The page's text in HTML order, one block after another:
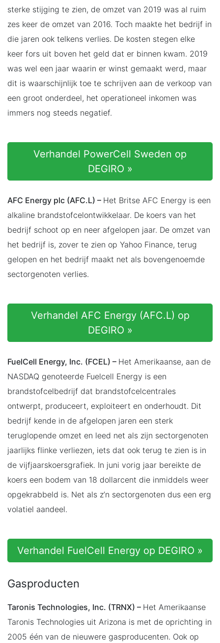
sterke stijging te zien, de omzet van 2019 was al ruim
zes keer de omzet van 2016. Toch maakte het bedrijf in
die jaren ook telkens verlies. De kosten stegen elke
keer fors uit boven het geld dat er binnen kwam. 2019
was wel een jaar waarin er winst gemaakt werd, maar
dit is waarschijnlijk toe te schrijven aan de verkoop van
een groot onderdeel, het operationeel inkomen was
immers nog steeds negatief.
Verhandel PowerCell Sweden op
DEGIRO »
AFC Energy plc (AFC.L) – Het Britse AFC Energy is een
alkaline brandstofcelontwikkelaar. De koers van het
bedrijf schoot op en neer afgelopen jaar. De omzet van
het bedrijf is, zover te zien op Yahoo Finance, terug
gelopen en het bedrijf maakt net als bovengenoemde
sectorgenoten verlies.
Verhandel AFC Energy (AFC.L) op
DEGIRO »
FuelCell Energy, Inc. (FCEL) – Het Amerikaanse, aan de
NASDAQ genoteerde Fuelcell Energy is een
brandstofcelbedrijf dat brandstofcelcentrales
ontwerpt, produceert, exploiteert en onderhoudt. Dit
bedrijf kende in de afgelopen jaren een sterk
teruglopende omzet en leed net als zijn sectorgenoten
jaarlijks flinke verliezen, iets dat ook terug te zien is in
de vijfjaarskoersgrafiek. In juni vorig jaar bereikte de
koers een bodem van 18 dollarcent die inmiddels weer
opgekrabbeld is. Net als z’n sectorgenoten dus een erg
volatiel aandeel.
Verhandel FuelCell Energy op DEGIRO »
Gasproducten
Taronis Technologies, Inc. (TRNX) – Het Amerikaanse
Taronis Technologies uit Arizona is met de oprichting in
2005 één van de nieuwere gasproducenten. Ook op